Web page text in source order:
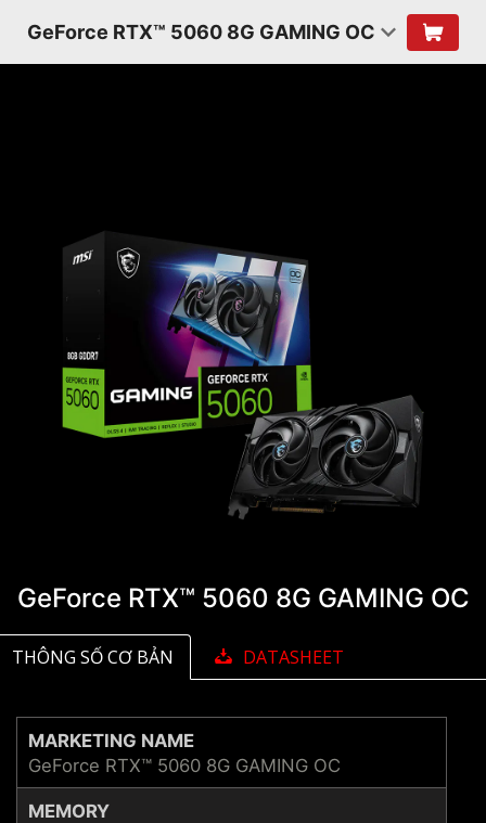
GeForce RTX™ 5060 8G GAMING OC
GeForce RTX™ 5060 8G GAMING OC
THÔNG SỐ CƠ BẢN DATASHEET
MARKETING NAME
GeForce RTX™ 5060 8G GAMING OC
MEMORY